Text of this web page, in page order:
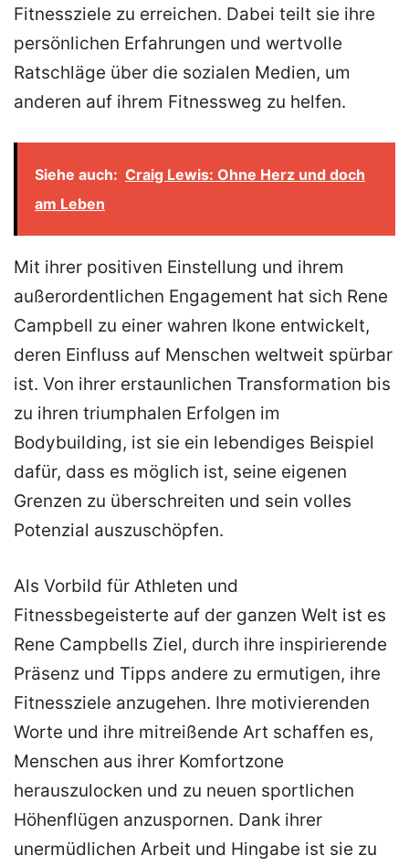
Fitnessziele zu erreichen. Dabei teilt sie ihre
persönlichen Erfahrungen und wertvolle
Ratschläge über die sozialen Medien, um
anderen auf ihrem Fitnessweg zu helfen.
Siehe auch: Craig Lewis: Ohne Herz und doch
am Leben
Mit ihrer positiven Einstellung und ihrem
außerordentlichen Engagement hat sich Rene
Campbell zu einer wahren Ikone entwickelt,
deren Einfluss auf Menschen weltweit spürbar
ist. Von ihrer erstaunlichen Transformation bis
zu ihren triumphalen Erfolgen im
Bodybuilding, ist sie ein lebendiges Beispiel
dafür, dass es möglich ist, seine eigenen
Grenzen zu überschreiten und sein volles
Potenzial auszuschöpfen.
Als Vorbild für Athleten und
Fitnessbegeisterte auf der ganzen Welt ist es
Rene Campbells Ziel, durch ihre inspirierende
Präsenz und Tipps andere zu ermutigen, ihre
Fitnessziele anzugehen. Ihre motivierenden
Worte und ihre mitreißende Art schaffen es,
Menschen aus ihrer Komfortzone
herauszulocken und zu neuen sportlichen
Höhenflügen anzuspornen. Dank ihrer
unermüdlichen Arbeit und Hingabe ist sie zu